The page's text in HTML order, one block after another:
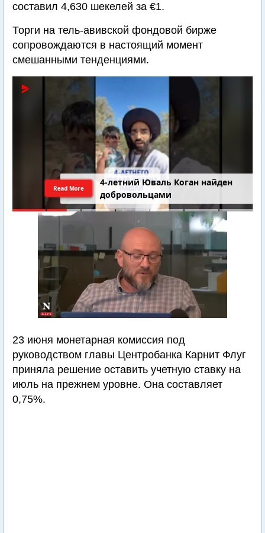
составил 4,630 шекелей за €1.
Торги на тель-авивской фондовой бирже
сопровождаются в настоящий момент
смешанными тенденциями.
4-летний Юваль Коган найден
добровольцами
Read More
23 июня монетарная комиссия под
руководством главы Центробанка Карнит Флуг
приняла решение оставить учетную ставку на
июль на прежнем уровне. Она составляет
0,75%.